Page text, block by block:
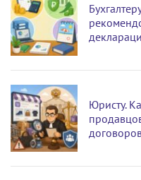
Юристу.